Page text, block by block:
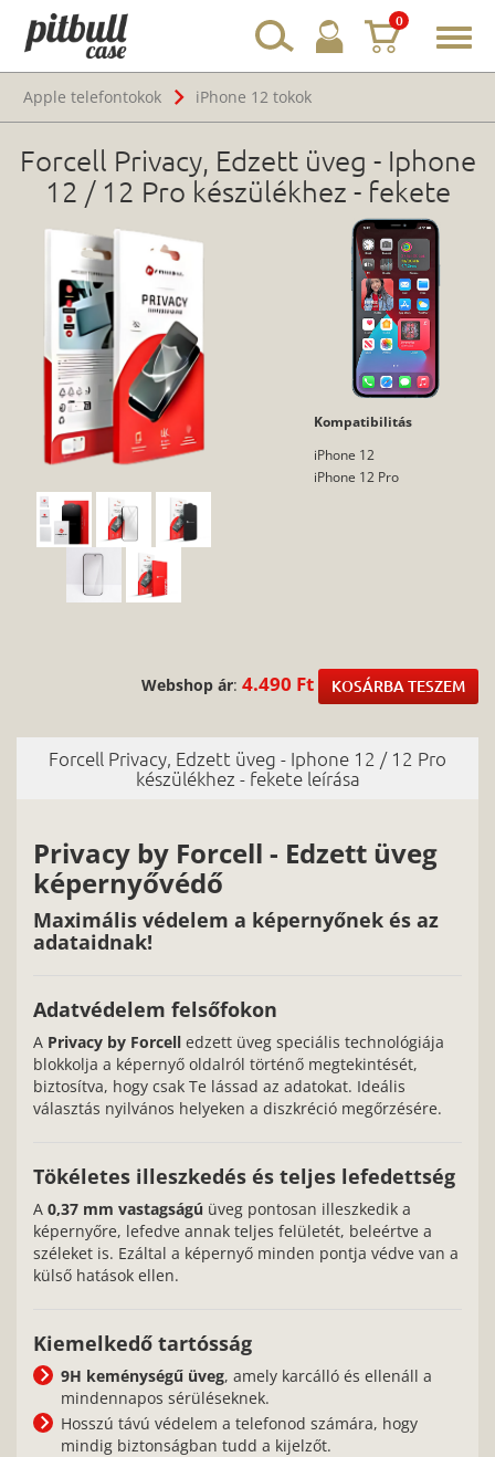
0
Apple telefontokok
iPhone 12 tokok
Forcell Privacy, Edzett üveg - Iphone
12 / 12 Pro készülékhez - fekete
Kompatibilitás
iPhone 12
iPhone 12 Pro
Webshop ár: 4.490 Ft KOSÁRBA TESZEM
Forcell Privacy, Edzett üveg - Iphone 12 / 12 Pro
készülékhez - fekete leírása
Privacy by Forcell - Edzett üveg
képernyővédő
Maximális védelem a képernyőnek és az
adataidnak!
Adatvédelem felsőfokon
A Privacy by Forcell edzett üveg speciális technológiája
blokkolja a képernyő oldalról történő megtekintését,
biztosítva, hogy csak Te lássad az adatokat. Ideális
választás nyilvános helyeken a diszkréció megőrzésére.
Tökéletes illeszkedés és teljes lefedettség
A 0,37 mm vastagságú üveg pontosan illeszkedik a
képernyőre, lefedve annak teljes felületét, beleértve a
széleket is. Ezáltal a képernyő minden pontja védve van a
külső hatások ellen.
Kiemelkedő tartósság
9H keménységű üveg, amely karcálló és ellenáll a
mindennapos sérüléseknek.
Hosszú távú védelem a telefonod számára, hogy
mindig biztonságban tudd a kijelzőt.